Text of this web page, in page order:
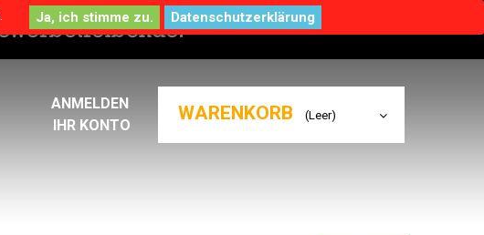
WARENKORB (Leer)
ANMELDEN
IHR KONTO
Datenschutzerklärung